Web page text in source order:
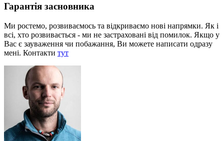
Гарантія засновника
Ми ростемо, розвиваємось та відкриваємо нові напрямки. Як і
всі, хто розвивається - ми не застраховані від помилок. Якщо у
Вас є зауваження чи побажання, Ви можете написати одразу
мені. Контакти тут